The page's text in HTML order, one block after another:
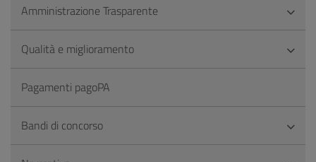
Amministrazione Trasparente
Qualità e miglioramento
Pagamenti pagoPA
Bandi di concorso